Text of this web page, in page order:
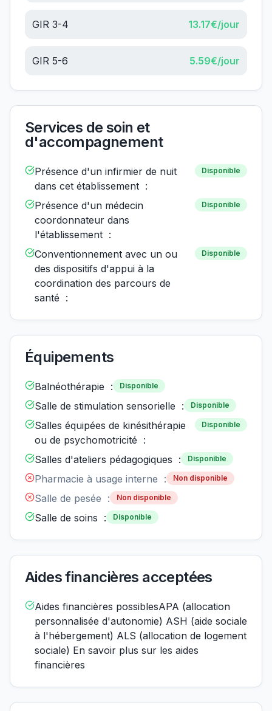
GIR 3-4 13.17€/jour
GIR 5-6 5.59€/jour
Services de soin et
d'accompagnement
Présence d'un infirmier de nuit
dans cet établissement :
Disponible
Présence d'un médecin
coordonnateur dans
l'établissement :
Disponible
Conventionnement avec un ou
des dispositifs d'appui à la
coordination des parcours de
santé :
Disponible
Équipements
Balnéothérapie : Disponible
Salle de stimulation sensorielle : Disponible
Salles équipées de kinésithérapie
ou de psychomotricité :
Disponible
Salles d'ateliers pédagogiques : Disponible
Pharmacie à usage interne : Non disponible
Salle de pesée : Non disponible
Salle de soins : Disponible
Aides financières acceptées
Aides financières possiblesAPA (allocation
personnalisée d'autonomie) ASH (aide sociale
à l'hébergement) ALS (allocation de logement
sociale) En savoir plus sur les aides
financières